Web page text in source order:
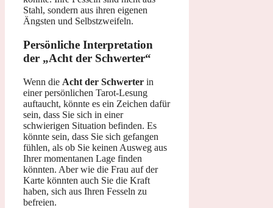
Stahl, sondern aus ihren eigenen
Ängsten und Selbstzweifeln.
Persönliche Interpretation
der „Acht der Schwerter“
Wenn die Acht der Schwerter in
einer persönlichen Tarot-Lesung
auftaucht, könnte es ein Zeichen dafür
sein, dass Sie sich in einer
schwierigen Situation befinden. Es
könnte sein, dass Sie sich gefangen
fühlen, als ob Sie keinen Ausweg aus
Ihrer momentanen Lage finden
könnten. Aber wie die Frau auf der
Karte könnten auch Sie die Kraft
haben, sich aus Ihren Fesseln zu
befreien.